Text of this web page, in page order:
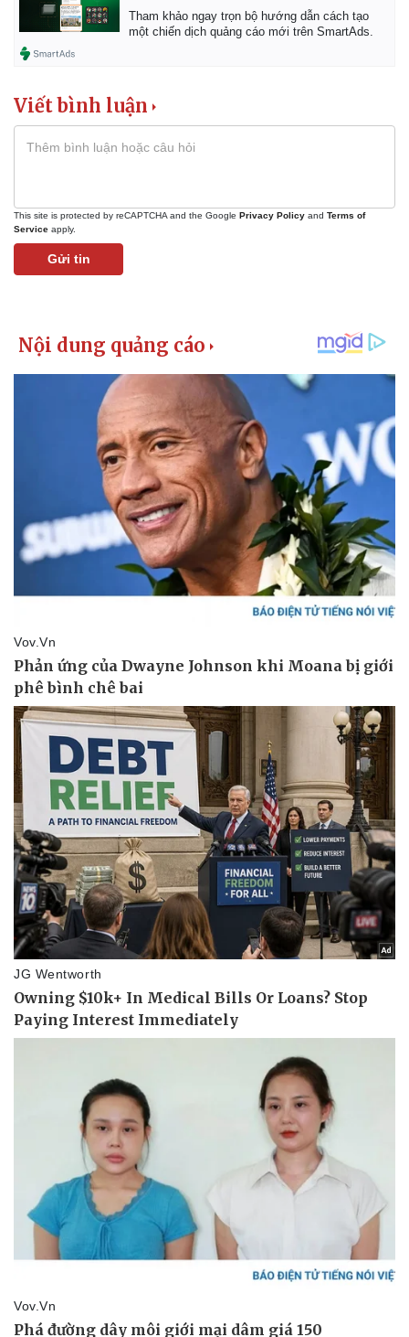
Pháp luật
Vụ án
Tin nóng
Tư vấn luật
Quân sự - Quốc phòng
Vũ khí
Việt Nam
Phân tích
Tham khảo ngay trọn bộ hướng dẫn cách tạo
một chiến dịch quảng cáo mới trên SmartAds.
Viết bình luận
This site is protected by reCAPTCHA and the Google Privacy Policy and Terms of
Service apply.
Gửi tin